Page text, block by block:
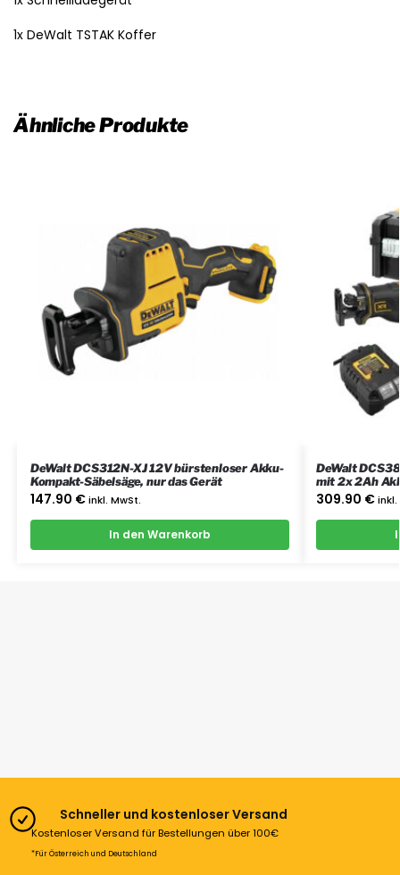
1x DeWalt TSTAK Koffer
Ähnliche Produkte
DeWalt DCS312N-XJ 12V bürstenloser Akku-
Kompakt-Säbelsäge, nur das Gerät
147.90 € inkl. MwSt.
In den Warenkorb
DeWalt
mit 2x 2Ah
309.90 € inkl.
Schneller und kostenloser Versand
Kostenloser Versand für Bestellungen über 100€
*Für Österreich und Deutschland